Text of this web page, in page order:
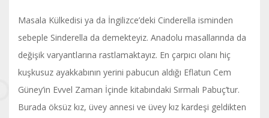
Masala Külkedisi ya da İngilizce’deki Cinderella isminden
sebeple Sinderella da demekteyiz. Anadolu masallarında da
değişik varyantlarına rastlamaktayız. En çarpıcı olanı hiç
kuşkusuz ayakkabının yerini pabucun aldığı Eflatun Cem
Güney’in Evvel Zaman İçinde kitabındaki Sırmalı Pabuç’tur.
Burada öksüz kız, üvey annesi ve üvey kız kardeşi geldikten